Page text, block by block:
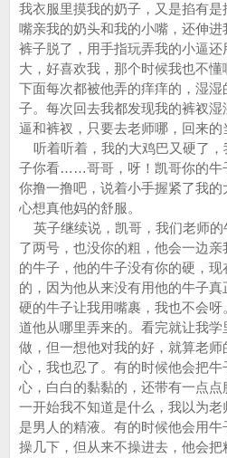
我衣服里摸我的奶子，又是掐有
嘴亲我的奶头和我的小嘴，还伸
裤子脱了，用手指玩弄我的小逼
大，好喜欢我，那个时候我也不
下面每次都被他弄的痒痒的，湿
子。每次回去我都发现我的裤衩
逼和裤衩，只要去老师哪，回来的
听着听着，我的大鸡巴又硬了，
子你看……哥哥，呀！凯哥你的牛
你撸一撸吧，说着小手握紧了我的
心想真他妈的舒服。
英子继续说，凯哥，我们老师的
了两号，也没你的粗，他会一边
的牛子，他的牛子没有你的硬，
的，因为他从来没有用他的牛子
硬的牛子让我用嘴裹，我也不会
道他从哪里弄来的。看完就让我
做，但一想他对我的好，就算老
心，我也忍了。有的时候他会把
心，白白的黏黏的，还带有一点点
一开始我不知道是什么，我以为
是男人的精液。有的时候他会用
操几下，但从来不操进去，他会